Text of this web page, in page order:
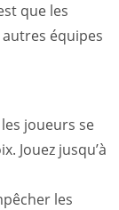
que les
équipes
joueurs se
Jouez jusqu’à
les